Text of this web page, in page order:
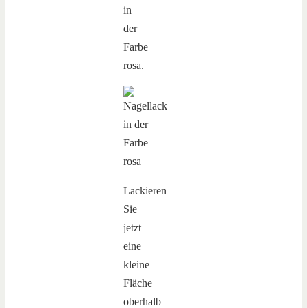
in
der
Farbe
rosa.
Lackieren
Sie
jetzt
eine
kleine
Fläche
oberhalb